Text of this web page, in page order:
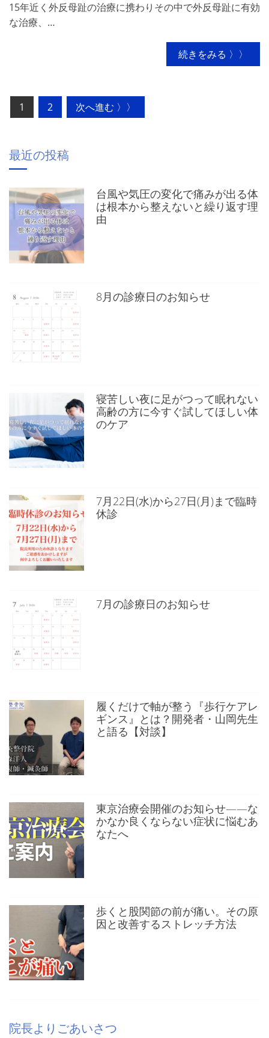
15年近く外反母趾の治療に携わりその中で外反母趾に有効
な治療、…
続きをみる 〉〉
投
稿
ペ
ジ
送
り
1 2 次へ進む 〉〉
最近の投稿
台風や気圧の変化で痛みが出る体
は根本から整えないと繰り返す理
由
8月の診療日のお知らせ
寝苦しい夜に足がつって眠れない
高齢の方に今すぐ試してほしい体
のケア
7月22日(水)から27日(月)まで臨時
休診
7月の診療日のお知らせ
履くだけで軸が整う『歩行ケアレ
ギンス』とは？開発者・山岡先生
と語る【対談】
東京治療会開催のお知らせ——な
かなか良くならない症状に悩むあ
なたへ
歩くと股関節の前が痛い。その原
因と改善するストレッチ方法
院長よりごあいさつ